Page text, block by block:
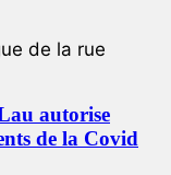
de la rue
autorise
de la Covid